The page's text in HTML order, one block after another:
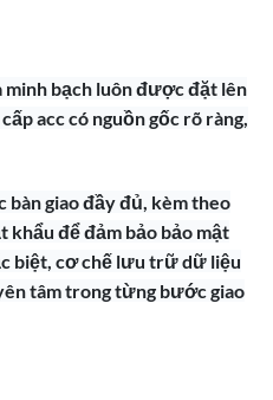
minh bạch luôn được đặt lên
acc có nguồn gốc rõ ràng,
bàn giao đầy đủ, kèm theo
khẩu để đảm bảo bảo mật
biệt, cơ chế lưu trữ dữ liệu
tâm trong từng bước giao